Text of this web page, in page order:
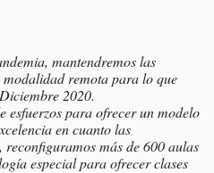
mantendremos las
remota para lo que
2020.
esfuerzos para ofrecer un modelo
en cuanto las
más de 600 aulas
especial para ofrecer clases